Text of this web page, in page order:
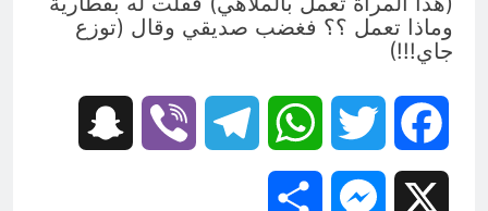
وماذا تعمل ؟؟ فغضب صديقي وقال (توزع
جاي!!!)
Facebook
Twitter
WhatsApp
Telegram
Viber
Messenger